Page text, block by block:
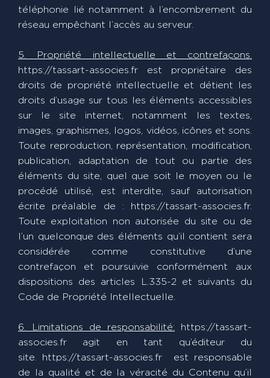
téléphonie lié notamment à l’encombrement du
réseau empêchant l’accès au serveur.
5. Propriété intellectuelle et contrefaçons.
https://tassart-associes.fr est propriétaire des
droits de propriété intellectuelle et détient les
droits d’usage sur tous les éléments accessibles
sur le site internet, notamment les textes,
images, graphismes, logos, vidéos, icônes et sons.
Toute reproduction, représentation, modification,
publication, adaptation de tout ou partie des
éléments du site, quel que soit le moyen ou le
procédé utilisé, est interdite, sauf autorisation
écrite préalable de : https://tassart-associes.fr.
Toute exploitation non autorisée du site ou de
l’un quelconque des éléments qu’il contient sera
considérée comme constitutive d’une
contrefaçon et poursuivie conformément aux
dispositions des articles L.335-2 et suivants du
Code de Propriété Intellectuelle.
6. Limitations de responsabilité: https://tassart-
associes.fr agit en tant qu’éditeur du
site. https://tassart-associes.fr est responsable
de la qualité et de la véracité du Contenu qu’il